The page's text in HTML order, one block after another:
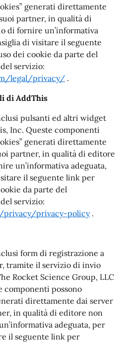
generati direttamente
partner, in qualità di
di fornire un’informativa
di visitare il seguente
dei cookie da parte del
servizio:
legal/privacy/ .
di AddThis
pulsanti ed altri widget
Inc. Queste componenti
generati direttamente
partner, in qualità di editore
un’informativa adeguata,
il seguente link per
da parte del
servizio:
privacy-policy.
form di registrazione a
tramite il servizio di invio
Rocket Science Group, LLC
possono
direttamente dai server
in qualità di editore non
adeguata, per
il seguente link per